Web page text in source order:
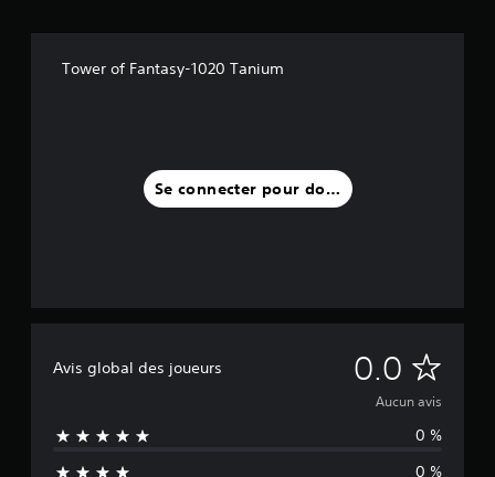
Tower of Fantasy-1020 Tanium
Se connecter pour donner un avis
Avis global des joueurs 0.0 A
u
c
Aucun avis
0 %
0 %